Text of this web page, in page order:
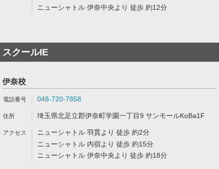
ニューシャトル 伊奈中央より 徒歩 約12分
スクールIE
伊奈校
048-720-7858
埼玉県北足立郡伊奈町学園一丁目9 サンモールKoBa1F
ニューシャトル 羽貫より 徒歩 約2分
ニューシャトル 内宿より 徒歩 約15分
ニューシャトル 伊奈中央より 徒歩 約18分